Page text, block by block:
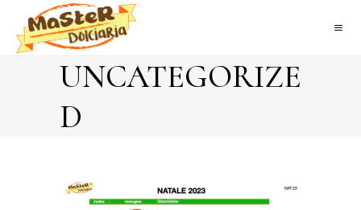
UNCATEGORIZE
D